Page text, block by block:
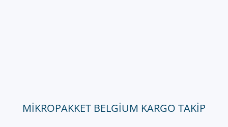
MIKROPAKKET BELGIUM KARGO TAKIP